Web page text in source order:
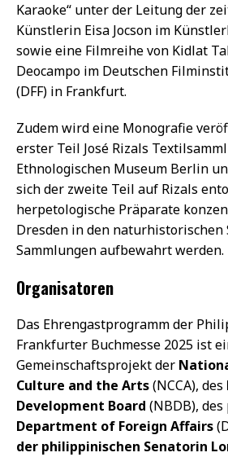
Karaoke“ unter der Leitung der
Künstlerin Eisa Jocson im
sowie eine Filmreihe von Kidlat
Deocampo im Deutschen
(DFF) in Frankfurt.
Zudem wird eine Monografie
erster Teil José Rizals
Ethnologischen Museum Berlin
sich der zweite Teil auf Rizals
herpetologische Präparate
Dresden in den naturhistorischen
Sammlungen aufbewahrt werden.
Organisatoren
Das Ehrengastprogramm der
Frankfurter Buchmesse 2025 ist
Gemeinschaftsprojekt der
Culture and the Arts(NCCA), des
Development Board (NBDB),
Department of Foreign Affairs
der philippinischen Senatorin